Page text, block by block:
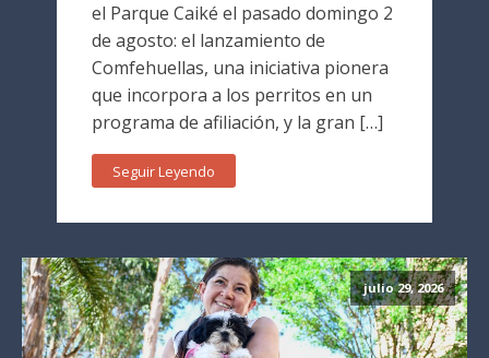
el Parque Caiké el pasado domingo 2
de agosto: el lanzamiento de
Comfehuellas, una iniciativa pionera
que incorpora a los perritos en un
programa de afiliación, y la gran […]
Seguir Leyendo
julio 29, 2026